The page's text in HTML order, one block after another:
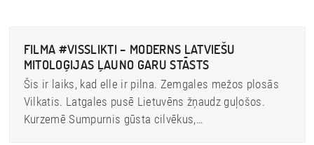
FILMA #VISSLIKTI – MODERNS LATVIEŠU
MITOLOĢIJAS ĻAUNO GARU STĀSTS
Šis ir laiks, kad elle ir pilna. Zemgales mežos plosās
Vilkatis. Latgales pusē Lietuvēns žņaudz guļošos.
Kurzemē Sumpurnis gūsta cilvēkus,…